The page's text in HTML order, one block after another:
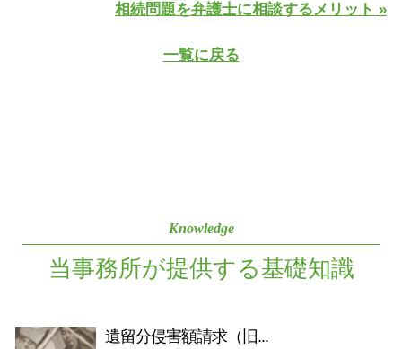
相続問題を弁護士に相談するメリット »
一覧に戻る
Knowledge
当事務所が提供する基礎知識
遺留分侵害額請求（旧...